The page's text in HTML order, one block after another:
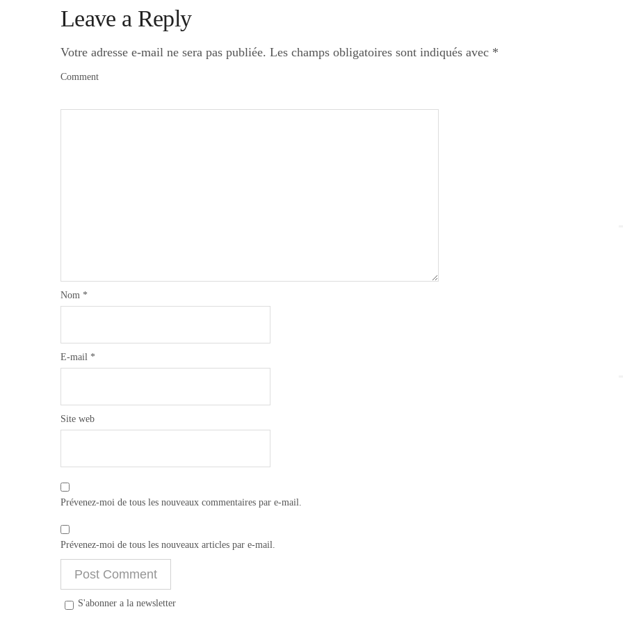
Leave a Reply
Votre adresse e-mail ne sera pas publiée. Les champs obligatoires sont indiqués avec *
Comment
Nom *
E-mail *
Site web
Prévenez-moi de tous les nouveaux commentaires par e-mail.
Prévenez-moi de tous les nouveaux articles par e-mail.
S'abonner a la newsletter